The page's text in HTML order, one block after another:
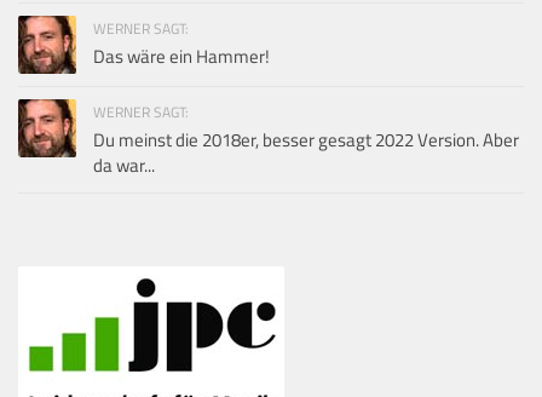
WERNER SAGT:
Das wäre ein Hammer!
WERNER SAGT:
Du meinst die 2018er, besser gesagt 2022 Version. Aber
da war...